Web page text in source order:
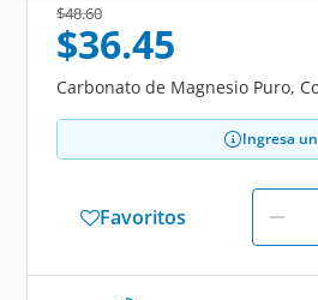
Price reduced from
$48.60to
$36.45
Carbonato de Magnesio Puro,
Ingresa
Favoritos